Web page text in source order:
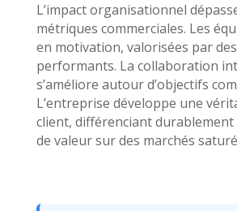
L’impact organisationnel
métriques commerciales. Les
en motivation, valorisées par
performants. La collaboration
s’améliore autour d’objectifs
L’entreprise développe une
client, différenciant
de valeur sur des marchés